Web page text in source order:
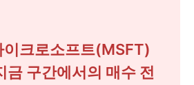
크로소프트(MSFT)
구간에서의 매수 전